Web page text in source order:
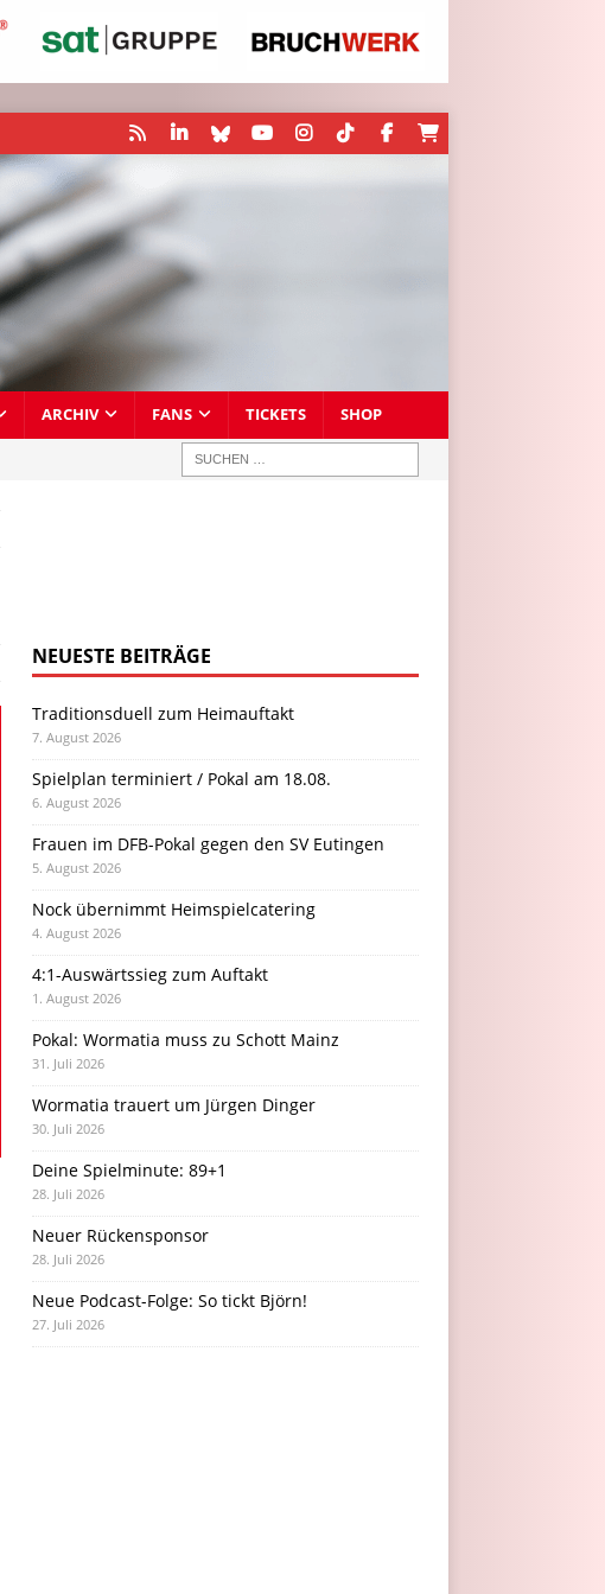
ARCHIV FANS TICKETS SHOP
NEUESTE BEITRÄGE
Traditionsduell zum Heimauftakt
7. August 2026
Spielplan terminiert / Pokal am 18.08.
6. August 2026
Frauen im DFB-Pokal gegen den SV Eutingen
5. August 2026
Nock übernimmt Heimspielcatering
4. August 2026
4:1-Auswärtssieg zum Auftakt
1. August 2026
Pokal: Wormatia muss zu Schott Mainz
31. Juli 2026
Wormatia trauert um Jürgen Dinger
30. Juli 2026
Deine Spielminute: 89+1
28. Juli 2026
Neuer Rückensponsor
28. Juli 2026
Neue Podcast-Folge: So tickt Björn!
27. Juli 2026